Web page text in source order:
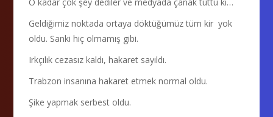
Geldiğimiz noktada ortaya döktüğümüz tüm kir yok
oldu. Sanki hiç olmamış gibi.
Irkçılık cezasız kaldı, hakaret sayıldı.
Trabzon insanına hakaret etmek normal oldu.
Şike yapmak serbest oldu.